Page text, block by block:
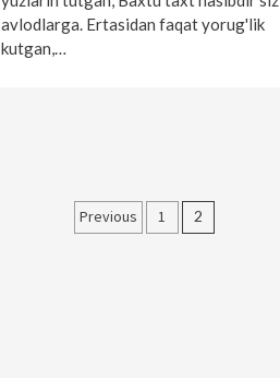
avlodlarga. Ertasidan faqat yorug'lik
kutgan,…
Maqolalar
Previous 1 2